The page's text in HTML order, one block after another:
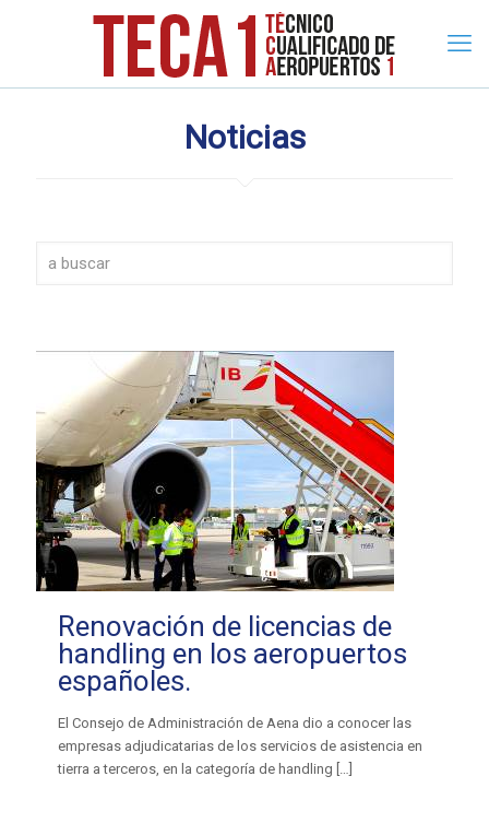
Noticias
Renovación de licencias de
handling en los aeropuertos
españoles.
El Consejo de Administración de Aena dio a conocer las
empresas adjudicatarias de los servicios de asistencia en
tierra a terceros, en la categoría de handling […]